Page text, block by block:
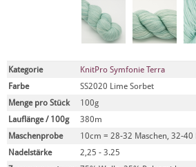
Kategorie
KnitPro Symfonie Terra
Farbe
SS2020 Lime Sorbet
Menge pro Stück
100g
Lauflänge / 100g
380m
Maschenprobe
10cm = 28-32 Maschen, 32-40
Nadelstärke
2,25 - 3.25